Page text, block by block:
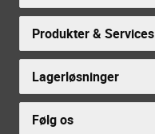
Produkter & Services
Lagerløsninger
Følg os